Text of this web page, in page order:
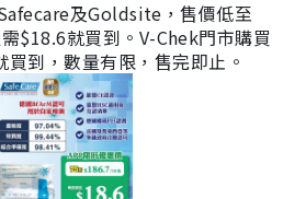
及Goldsite，售價低至
$18.6就買到。V-Chek門市購買
到，數量有限，售完即止。